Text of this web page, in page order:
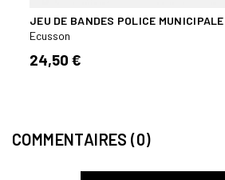
JEU DE BANDES POLICE
Ecusson
24,50 €
COMMENTAIRES (0)